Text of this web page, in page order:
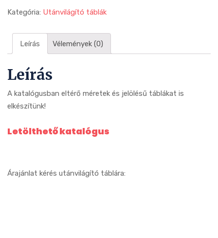
Kategória: Utánvilágító táblák
Leírás Vélemények (0)
Leírás
A katalógusban eltérő méretek és jelölésű táblákat is
elkészítünk!
Letölthető katalógus
Árajánlat kérés utánvilágító táblára: